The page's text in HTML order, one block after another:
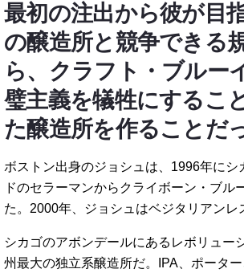
最初の注出から彼が目
の醸造所と競争できる
ら、クラフト・ブルー
璧主義を犠牲にするこ
た醸造所を作ることだ
ボストン出身のジョシュは、1996年に
ドのセラーマンからクライボーン・ブ
た。2000年、ジョシュはベジタリアンレ
シカゴのアボンデールにあるレボリュー
州最大の独立系醸造所だ。IPA、ポータ